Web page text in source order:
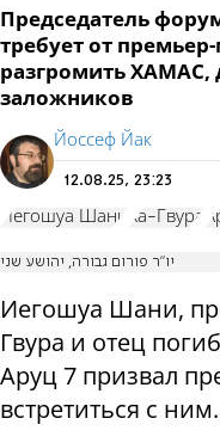
Председатель
требует от
разгромить ХАМАС,
заложников
Йоссеф Йак
12.08.25, 23:23
Иегошуа Шани Ха-Гвура
יו"ר פורום גבורה, יהושע שני
Иегошуа Шани,
Гвура и отец
Аруц 7 призвал
встретиться с ним.